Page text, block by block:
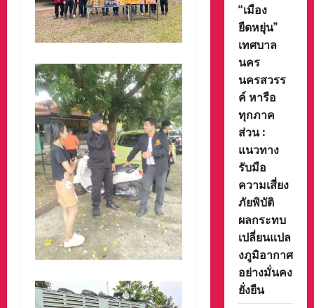
“เมือง
ยืดหยุ่น”
เทศบาล
นคร
นครสวรร
ค์ หารือ
ทุกภาค
ส่วน :
แนวทาง
รับมือ
ความเสี่ยง
ภัยพิบัติ
ผลกระทบ
เปลี่ยนแปล
งภูมิอากาศ
อย่างมั่นคง
ยั่งยืน